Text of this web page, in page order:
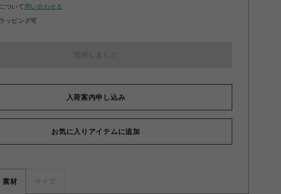
ついて 問い合わせる
ッピング可
入荷案内申し込み
お気に入りアイテムに追加
素材 サイズ